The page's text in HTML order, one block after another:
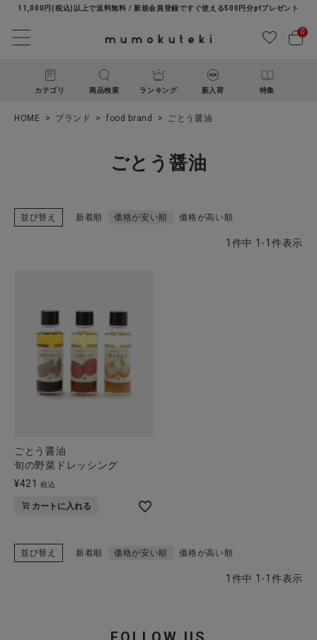
11,000円(税込)以上で送料無料 / 新規会員登録ですぐ使える500円分ptプレゼント
0
カテゴリ 商品検索 ランキング 新入荷 特集
CATEGORY
ファッション雑貨
HOME ブランド food brand ごとう醤油
ごとう醤油
並び替え 新着順 価格が安い順 価格が高い順
1 件中 1 -1 件表示
ごとう醤油
旬の野菜ドレッシング
¥421 税込
カートに入れる
並び替え 新着順 価格が安い順 価格が高い順
1 件中 1 -1 件表示